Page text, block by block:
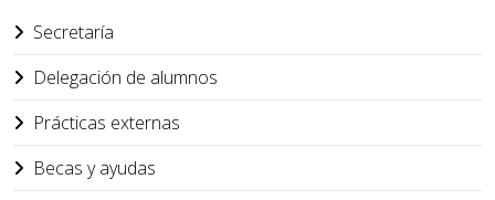
Secretaría
Delegación de alumnos
Prácticas externas
Becas y ayudas